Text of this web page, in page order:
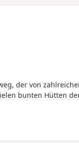
der von
bunten Hütten